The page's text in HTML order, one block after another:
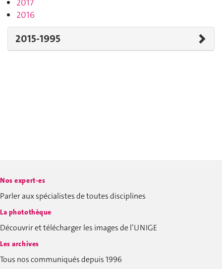
2016
2015-1995
Nos expert-es
Parler aux spécialistes de toutes disciplines
La photothèque
Découvrir et télécharger les images de l’UNIGE
Les archives
Tous nos communiqués depuis 1996